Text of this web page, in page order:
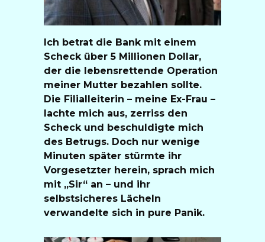
Ich betrat die Bank mit einem
Scheck über 5 Millionen Dollar,
der die lebensrettende Operation
meiner Mutter bezahlen sollte.
Die Filialleiterin – meine Ex-Frau –
lachte mich aus, zerriss den
Scheck und beschuldigte mich
des Betrugs. Doch nur wenige
Minuten später stürmte ihr
Vorgesetzter herein, sprach mich
mit „Sir“ an – und ihr
selbstsicheres Lächeln
verwandelte sich in pure Panik.